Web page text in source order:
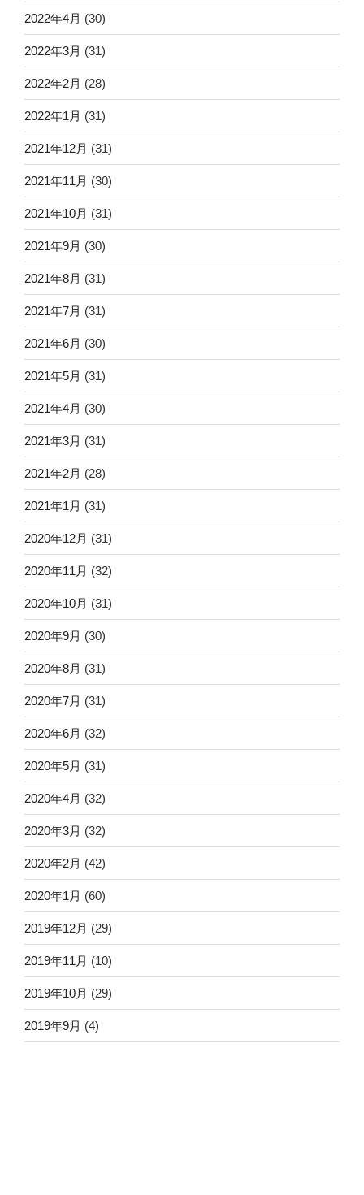
2022年4月 (30)
2022年3月 (31)
2022年2月 (28)
2022年1月 (31)
2021年12月 (31)
2021年11月 (30)
2021年10月 (31)
2021年9月 (30)
2021年8月 (31)
2021年7月 (31)
2021年6月 (30)
2021年5月 (31)
2021年4月 (30)
2021年3月 (31)
2021年2月 (28)
2021年1月 (31)
2020年12月 (31)
2020年11月 (32)
2020年10月 (31)
2020年9月 (30)
2020年8月 (31)
2020年7月 (31)
2020年6月 (32)
2020年5月 (31)
2020年4月 (32)
2020年3月 (32)
2020年2月 (42)
2020年1月 (60)
2019年12月 (29)
2019年11月 (10)
2019年10月 (29)
2019年9月 (4)